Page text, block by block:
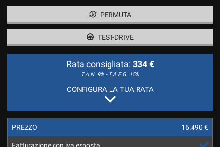
ESTEMOTOR ,UFFICIALE
CONTATTACI
PERMUTA
TEST-DRIVE
Rata consigliata: 334 €
T.A.N. 9% - T.A.E.G. 15%
CONFIGURA LA TUA RATA
PREZZO 16.490 €
Fatturazione con iva esposta
e
le
di
seguito
sull'utilità
sul
funzionamento